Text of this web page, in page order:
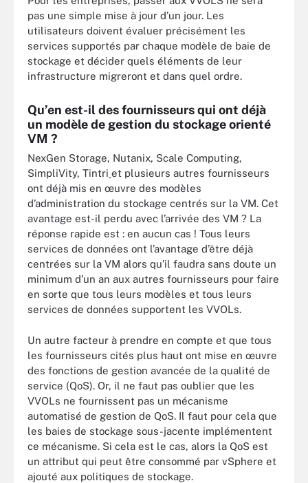
pas une simple mise à jour d’un jour. Les
utilisateurs doivent évaluer précisément les
services supportés par chaque modèle de baie de
stockage et décider quels éléments de leur
infrastructure migreront et dans quel ordre.
Qu’en est-il des fournisseurs qui ont déjà
un modèle de gestion du stockage orienté
VM ?
NexGen Storage, Nutanix, Scale Computing,
SimpliVity, Tintri et plusieurs autres fournisseurs
ont déjà mis en œuvre des modèles
d’administration du stockage centrés sur la VM. Cet
avantage est-il perdu avec l’arrivée des VM ? La
réponse rapide est : en aucun cas ! Tous leurs
services de données ont l’avantage d’être déjà
centrées sur la VM alors qu’il faudra sans doute un
minimum d’un an aux autres fournisseurs pour faire
en sorte que tous leurs modèles et tous leurs
services de données supportent les VVOLs.
Un autre facteur à prendre en compte et que tous
les fournisseurs cités plus haut ont mise en œuvre
des fonctions de gestion avancée de la qualité de
service (QoS). Or, il ne faut pas oublier que les
VVOLs ne fournissent pas un mécanisme
automatisé de gestion de QoS. Il faut pour cela que
les baies de stockage sous-jacente implémentent
ce mécanisme. Si cela est le cas, alors la QoS est
un attribut qui peut être consommé par vSphere et
ajouté aux politiques de stockage.